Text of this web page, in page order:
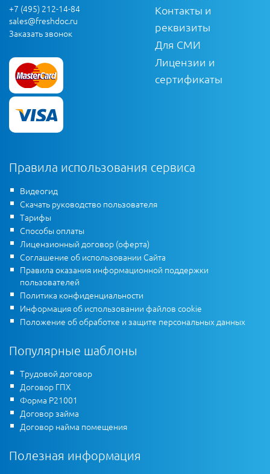
+7 (495) 212-14-84
sales@freshdoc.ru
Заказать звонок
Контакты и
реквизиты
Для СМИ
Лицензии и
сертификаты
Правила использования сервиса
Видеогид
Скачать руководство пользователя
Тарифы
Способы оплаты
Лицензионный договор (оферта)
Соглашение об использовании Сайта
Правила оказания информационной поддержки
пользователей
Политика конфиденциальности
Информация об использовании файлов cookie
Положение об обработке и защите персональных данных
Популярные шаблоны
Трудовой договор
Договор ГПХ
Форма Р21001
Договор займа
Договор найма помещения
Полезная информация